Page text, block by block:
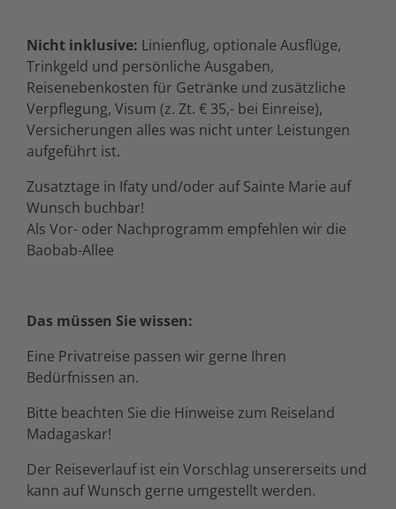
Nicht inklusive: Linienflug, optionale Ausflüge,
Trinkgeld und persönliche Ausgaben,
Reisenebenkosten für Getränke und zusätzliche
Verpflegung, Visum (z. Zt. € 35,- bei Einreise),
Versicherungen alles was nicht unter Leistungen
aufgeführt ist.
Zusatztage in Ifaty und/oder auf Sainte Marie auf
Wunsch buchbar!
Als Vor- oder Nachprogramm empfehlen wir die
Baobab-Allee
Das müssen Sie wissen:
Eine Privatreise passen wir gerne Ihren
Bedürfnissen an.
Bitte beachten Sie die Hinweise zum Reiseland
Madagaskar!
Der Reiseverlauf ist ein Vorschlag unsererseits und
kann auf Wunsch gerne umgestellt werden.